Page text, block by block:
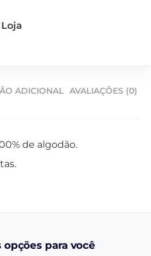
Loja
ADICIONAL AVALIAÇÕES (0)
de algodão.
opções para você